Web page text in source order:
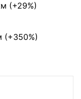
(+29%)
(+350%)